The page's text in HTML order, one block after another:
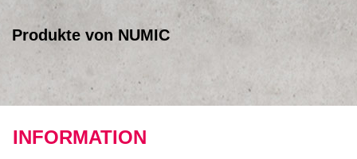
Produkte von NUMIC
INFORMATION